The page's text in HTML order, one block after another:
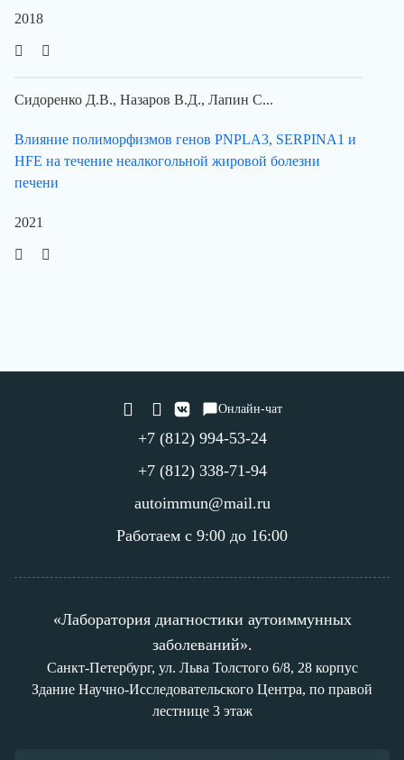
2018
Сидоренко Д.В., Назаров В.Д., Лапин С...
Влияние полиморфизмов генов PNPLA3, SERPINA1 и
HFE на течение неалкогольной жировой болезни
печени
2021
Онлайн-чат
+7 (812) 994-53-24
+7 (812) 338-71-94
autoimmun@mail.ru
Работаем с 9:00 до 16:00
«Лаборатория диагностики аутоиммунных
заболеваний».
Санкт-Петербург, ул. Льва Толстого 6/8, 28 корпус
Здание Научно-Исследовательского Центра, по правой
лестнице 3 этаж